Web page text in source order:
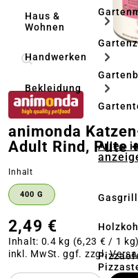
Haus &
Wohnen
Handwerken
Bekleidung
Alles
Gasgrill
animonda
Adult Rind, Pute
Inhalt
400 G
2,49 €
Inhalt: 0.4 kg (6,23 € / 1 kg)
inkl. MwSt. ggf. zzgl.